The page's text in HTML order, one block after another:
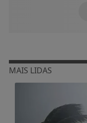
MAIS LIDAS